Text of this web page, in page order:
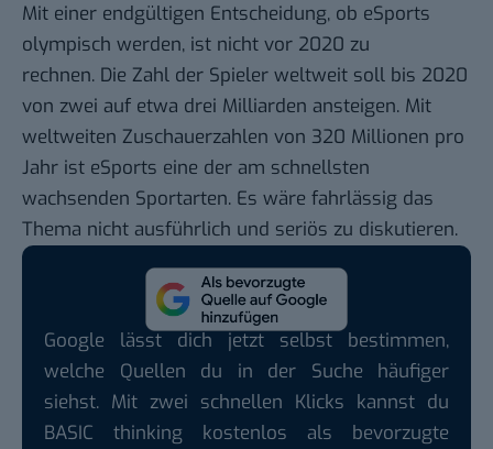
Mit einer endgültigen Entscheidung, ob eSports
olympisch werden, ist nicht vor 2020 zu
rechnen. Die Zahl der Spieler weltweit soll bis 2020
von zwei auf etwa drei Milliarden ansteigen. Mit
weltweiten Zuschauerzahlen von 320 Millionen pro
Jahr ist eSports eine der am schnellsten
wachsenden Sportarten. Es wäre fahrlässig das
Thema nicht ausführlich und seriös zu diskutieren.
Google lässt dich jetzt selbst bestimmen,
welche Quellen du in der Suche häufiger
siehst. Mit zwei schnellen Klicks kannst du
BASIC thinking kostenlos als bevorzugte